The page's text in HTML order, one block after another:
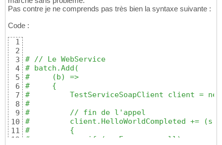
Pas contre je ne comprends pas très bien la syntaxe suivante :
Code :
1
2
3
4
5
6
7
8
9
10
11
12
# // Le WebService
# batch.Add(
#     (b) =>
#     {
#         TestServiceSoapClient client =
#
#         // fin de l'appel
#         client.HelloWorldCompleted +=
#         {
#             if (ev.Error == null)